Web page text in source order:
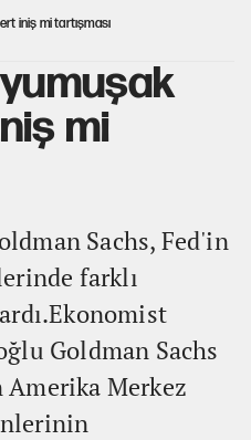
iniş mi tartışması
mi
Sachs, Fed'in
farklı
Goldman Sachs
Merkez